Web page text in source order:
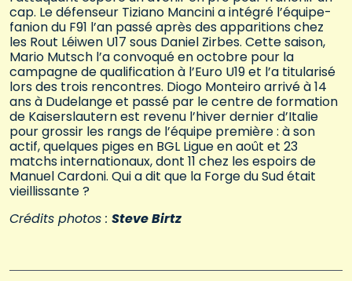
cap. Le défenseur Tiziano Mancini a intégré l’équipe-
fanion du F91 l’an passé après des apparitions chez
les Rout Léiwen U17 sous Daniel Zirbes. Cette saison,
Mario Mutsch l’a convoqué en octobre pour la
campagne de qualification à l’Euro U19 et l’a titularisé
lors des trois rencontres. Diogo Monteiro arrivé à 14
ans à Dudelange et passé par le centre de formation
de Kaiserslautern est revenu l’hiver dernier d’Italie
pour grossir les rangs de l’équipe première : à son
actif, quelques piges en BGL Ligue en août et 23
matchs internationaux, dont 11 chez les espoirs de
Manuel Cardoni. Qui a dit que la Forge du Sud était
vieillissante ?
Crédits photos : Steve Birtz